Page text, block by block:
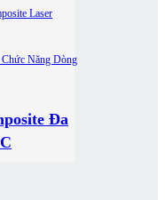
Đa